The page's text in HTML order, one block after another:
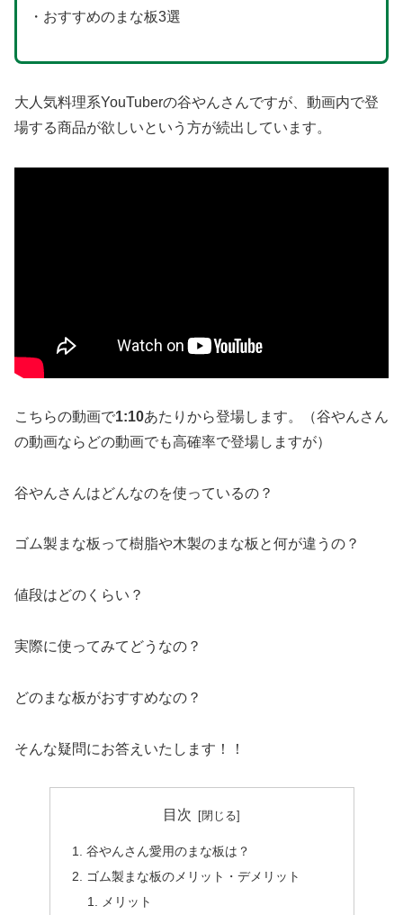
・おすすめのまな板3選
大人気料理系YouTuberの谷やんさんですが、動画内で登
場する商品が欲しいという方が続出しています。
こちらの動画で1:10あたりから登場します。（谷やんさん
の動画ならどの動画でも高確率で登場しますが）
谷やんさんはどんなのを使っているの？
ゴム製まな板って樹脂や木製のまな板と何が違うの？
値段はどのくらい？
実際に使ってみてどうなの？
どのまな板がおすすめなの？
そんな疑問にお答えいたします！！
目次
谷やんさん愛用のまな板は？
ゴム製まな板のメリット・デメリット
メリット